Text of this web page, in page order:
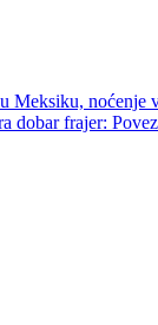
Meksiku, noćenje
dobar frajer: